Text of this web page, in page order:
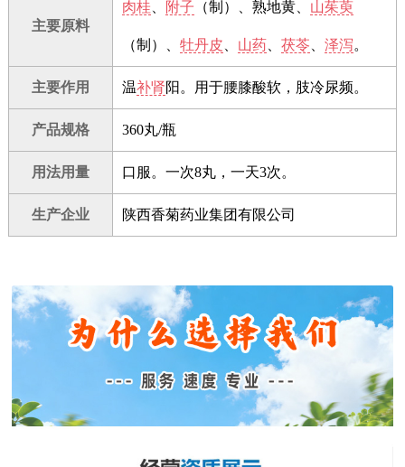
主要原料
肉桂 附子 （制）、熟地黄、 山茱萸
（制）、 牡丹皮 山药、 茯苓 泽泻。
主要作用 温补肾阳。用于腰膝酸软，肢冷尿频。
产品规格 360丸/瓶
用法用量 口服。一次8丸，一天3次。
生产企业 陕西香菊药业集团有限公司